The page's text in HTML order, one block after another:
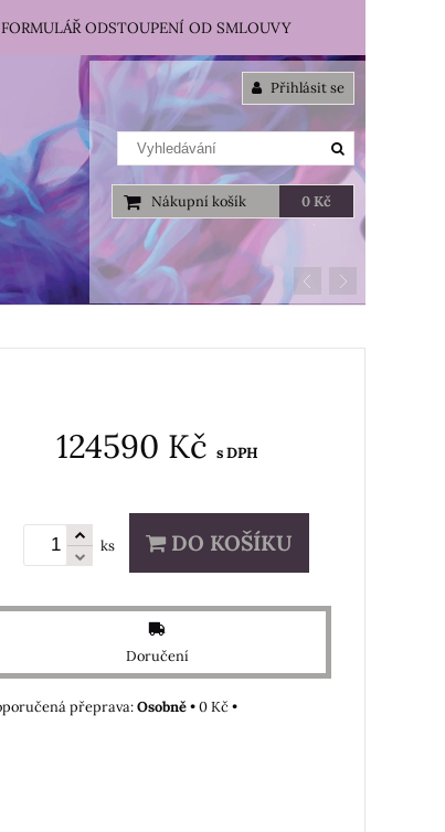
Přihlásit se
Nákupní košík 0 Kč
FORMULÁŘ ODSTOUPENÍ OD SMLOUVY
124590 Kč s DPH
ks DO KOŠÍKU
Doručení
Osobně•0 Kč•